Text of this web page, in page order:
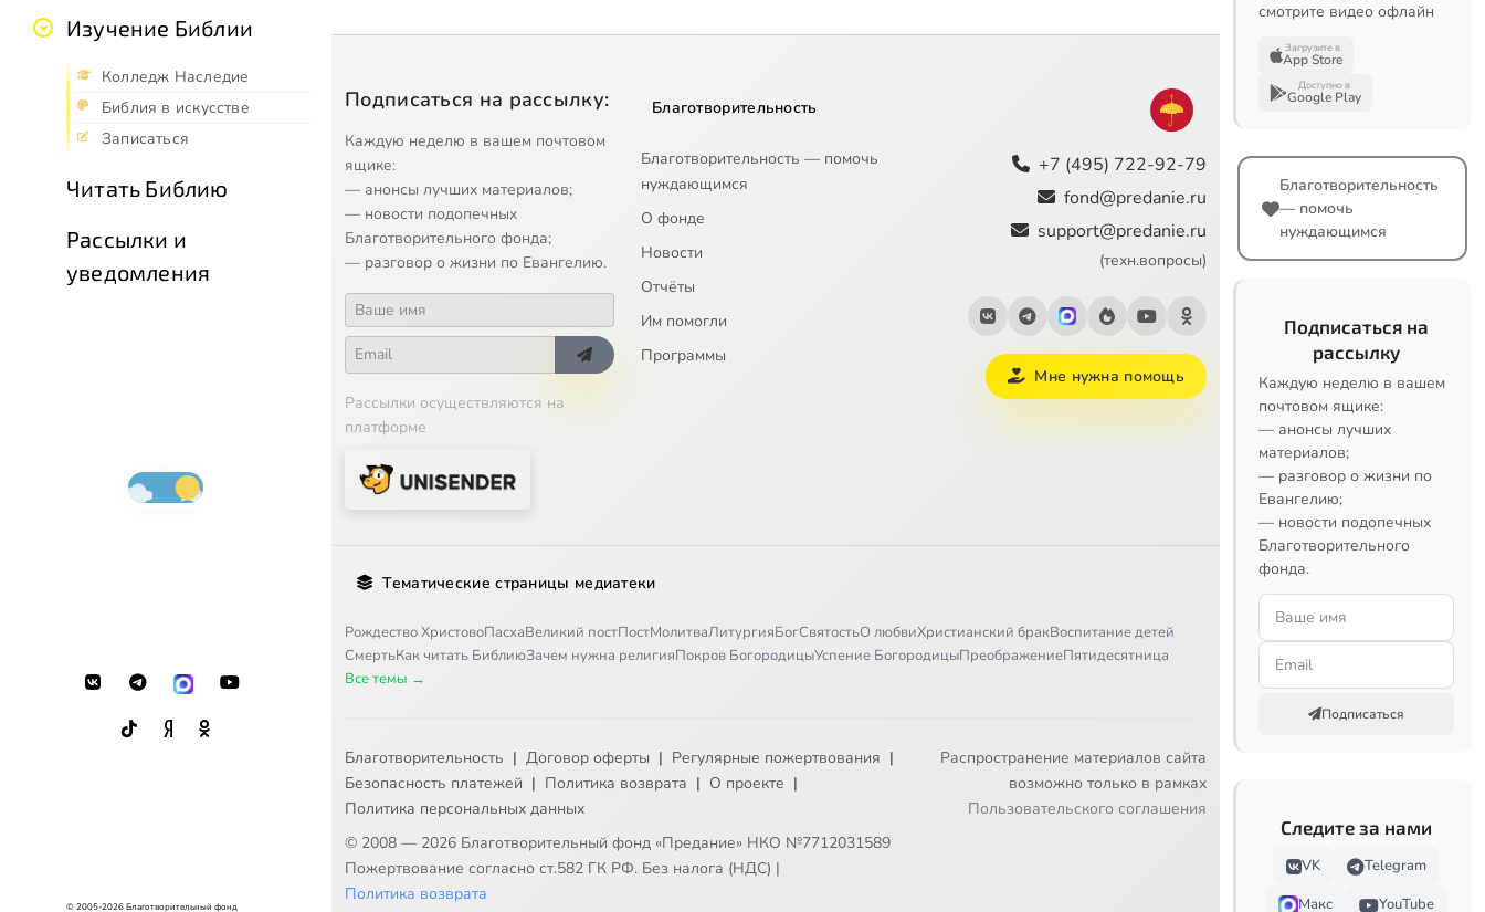
Изучение Библии
Колледж Наследие
Библия в искусстве
Записаться
Читать Библию
Рассылки и
уведомления
© 2005-2026 Благотворительный фонд
Подписаться на рассылку:
Каждую неделю в вашем почтовом
ящике:
— анонсы лучших материалов;
— новости подопечных
Благотворительного фонда;
— разговор о жизни по Евангелию.
Рассылки осуществляются на
платформе
Благотворительность
Благотворительность — помочь
нуждающимся
О фонде
Новости
Отчёты
Им помогли
Программы
+7 (495) 722-92-79
fond@predanie.ru
support@predanie.ru
(техн.вопросы)
Мне нужна помощь
Тематические страницы медиатеки
Рождество ХристовоПасхаВеликий постПостМолитваЛитургияБогСвятостьО любвиХристианский бракВоспитание детей
СмертьКак читать БиблиюЗачем нужна религияПокров БогородицыУспение БогородицыПреображениеПятидесятница
Все темы →
Благотворительность | Договор оферты | Регулярные пожертвования |
Безопасность платежей | Политика возврата | О проекте |
Политика персональных данных
© 2008 — 2026 Благотворительный фонд «Предание» НКО №7712031589
Пожертвование согласно ст.582 ГК РФ. Без налога (НДС) |
Политика возврата
Распространение материалов сайта
возможно только в рамках
Пользовательского соглашения
смотрите видео офлайн
Загрузите в
App Store
Доступно в
Google Play
Благотворительность
— помочь
нуждающимся
Подписаться на
рассылку
Каждую неделю в вашем
почтовом ящике:
— анонсы лучших
материалов;
— разговор о жизни по
Евангелию;
— новости подопечных
Благотворительного
фонда.
Подписаться
Следите за нами
VK
Telegram
Макс
YouTube